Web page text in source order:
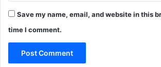
Save my name, email, and website in this
time I comment.